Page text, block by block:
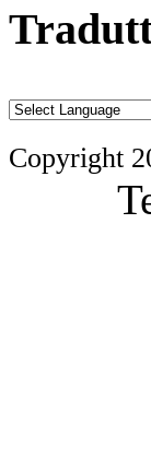
Copyright
Tel/